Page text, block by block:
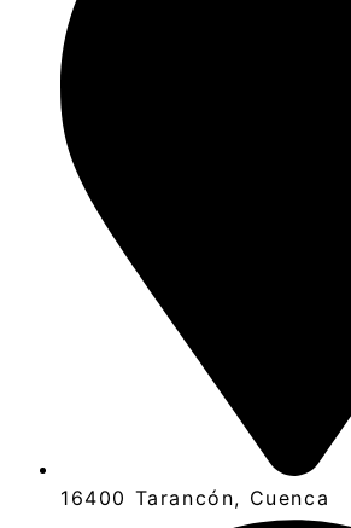
16400 Tarancón, Cuenca